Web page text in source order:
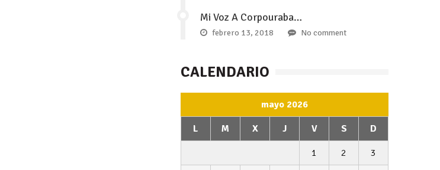
Mi Voz A Corpouraba…
febrero 13, 2018 No comment
CALENDARIO
mayo 2026
L M X J V S D
1 2 3